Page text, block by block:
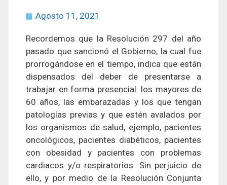
Agosto 11, 2021
Recordemos que la Resolución 297 del año
pasado que sancionó el Gobierno, la cual fue
prorrogándose en el tiempo, indica que están
dispensados del deber de presentarse a
trabajar en forma presencial: los mayores de
60 años, las embarazadas y los que tengan
patologías previas y que estén avalados por
los organismos de salud, ejemplo, pacientes
oncológicos, pacientes diabéticos, pacientes
con obesidad y pacientes con problemas
cardiacos y/o respiratorios. Sin perjuicio de
ello, y por medio de la Resolución Conjunta